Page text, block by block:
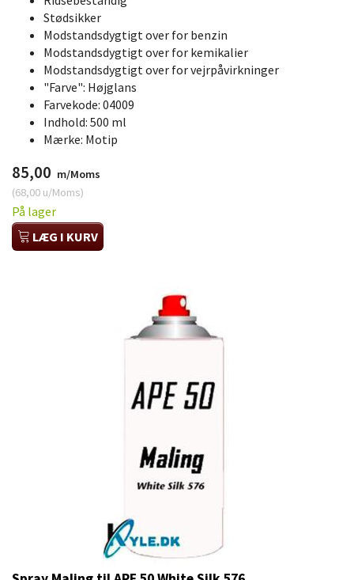
Stødsikker
Modstandsdygtigt over for benzin
Modstandsdygtigt over for kemikalier
Modstandsdygtigt over for vejrpåvirkninger
"Farve": Højglans
Farvekode: 04009
Indhold: 500 ml
Mærke: Motip
85,00 m/Moms
(68,00 u/Moms)
På lager
LÆG I KURV